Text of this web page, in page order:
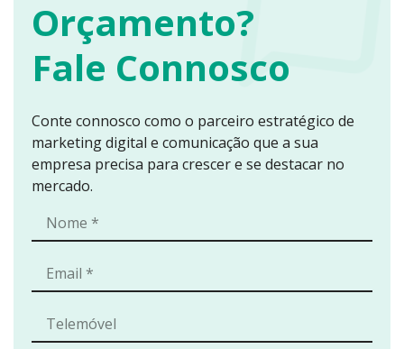
Orçamento?
Fale Connosco
Conte connosco como o parceiro estratégico de
marketing digital e comunicação que a sua
empresa precisa para crescer e se destacar no
mercado.